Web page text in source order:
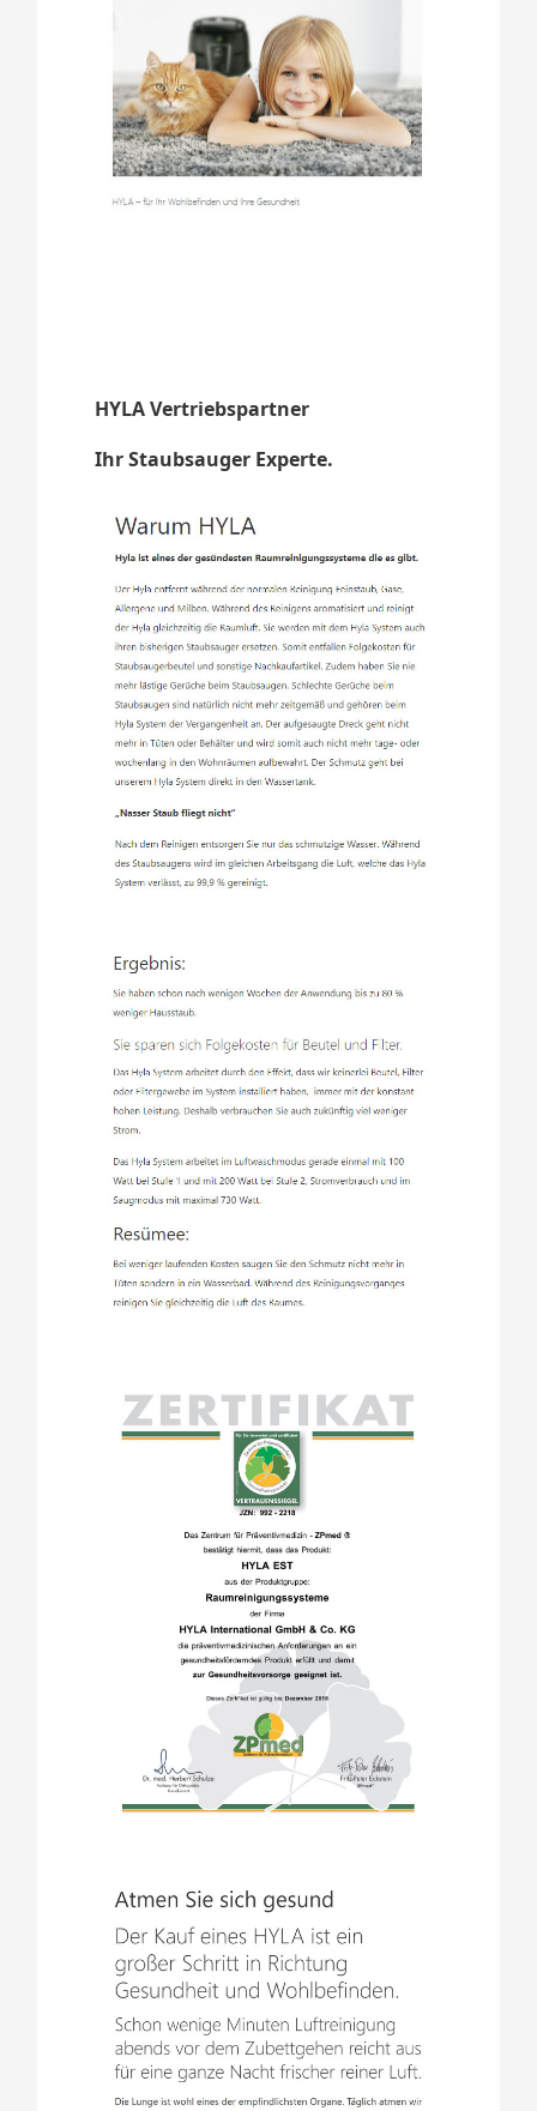
HYLA Vertriebspartner
Ihr Staubsauger Experte.